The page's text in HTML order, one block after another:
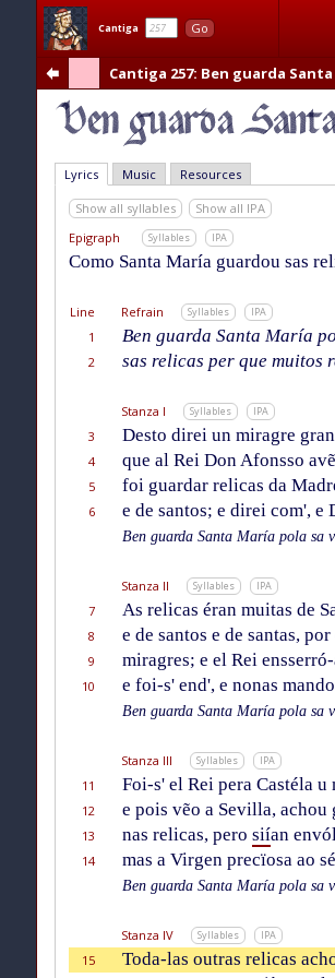
Cantiga Go
Cantiga 257: Ben guarda
Lyrics Music Resources
Show all syllables
Show all IPA
Epigraph
Syllables IPA
Como Santa María guardou sas
Line Refrain Syllables IPA
1
Ben guarda Santa María
2
sas relicas per que muitos
Stanza I Syllables IPA
3 Desto direi un miragre
4
que al Rei Don Afonsso
5
foi guardar relicas da
6
e de santos; e direi com', e
Ben guarda Santa María pola sa
Stanza II Syllables IPA
7 As relicas éran muitas de
8
e de santos e de santas,
9
miragres; e el Rei
10
e foi-s' end', e nonas
Ben guarda Santa María pola sa
Stanza III Syllables IPA
11 Foi-s' el Rei pera Castéla u
12
e pois vẽo a Sevilla, achou
13
nas relicas, pero siían
14
mas a Virgen precïosa ao
Ben guarda Santa María pola sa
Stanza IV Syllables IPA
15 Toda-las outras relicas